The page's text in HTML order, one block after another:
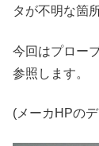
タが不明な箇
今回はプロー
参照します。
(メーカHPの